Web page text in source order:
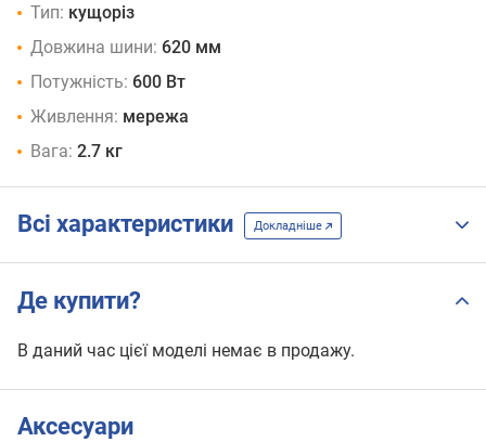
Тип: кущоріз
Довжина шини: 620 мм
Потужність: 600 Вт
Живлення: мережа
Вага: 2.7 кг
Всі характеристики Докладніше
Де купити?
В даний час цієї моделі немає в продажу.
Аксесуари